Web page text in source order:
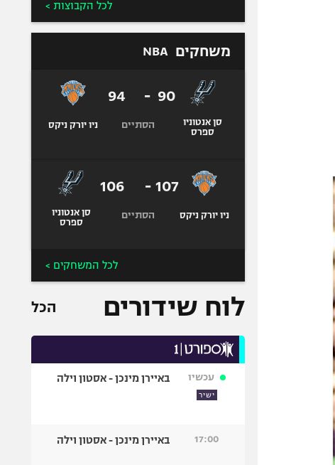
לכל הקבוצות >
משחקים NBA
סן אנטוניו
ספרס
90
-
94
הסתיים ניו יורק ניקס
ניו יורק ניקס
107
-
106
הסתיים
סן אנטוניו
ספרס
לכל המשחקים >
לוח שידורים הכל
עכשיו
ישיר
באיירן מינכן - אסטון וילה
17:00 באיירן מינכן - אסטון וילה